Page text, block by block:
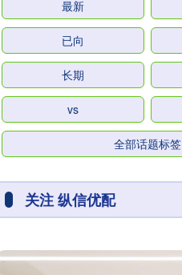
最新
已向
长期
vs
全部话题标签
关注 纵信优配